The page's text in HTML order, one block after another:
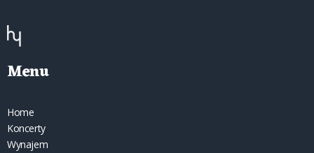
Menu
Home
Koncerty
Wynajem